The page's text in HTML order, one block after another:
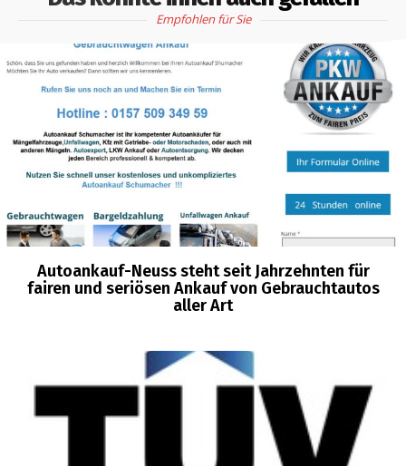
Empfohlen für Sie
Autoankauf-Neuss steht seit Jahrzehnten für
fairen und seriösen Ankauf von Gebrauchtautos
aller Art